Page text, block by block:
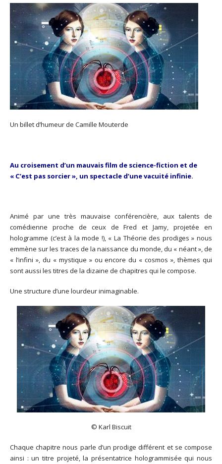
Un billet d’humeur de Camille Mouterde
Au croisement d’un mauvais film de science-fiction et de
« C’est pas sorcier », un spectacle d’une vacuité infinie.
Animé par une très mauvaise conférencière, aux talents de
comédienne proche de ceux de Fred et Jamy, projetée en
hologramme (c’est à la mode !), « La Théorie des prodiges » nous
emmène sur les traces de la naissance du monde, du « néant », de
« l’infini », du « mystique » ou encore du « cosmos », thèmes qui
sont aussi les titres de la dizaine de chapitres qui le compose.
Une structure d’une lourdeur inimaginable.
© Karl Biscuit
Chaque chapitre nous parle d’un prodige différent et se compose
ainsi : un titre projeté, la présentatrice hologrammisée qui nous